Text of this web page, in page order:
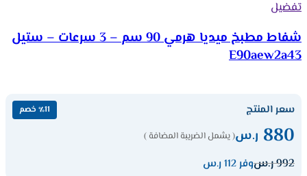
تفضيل
شفاط مطبخ ميديا هرمي 90 سم – 3 سرعات – ستيل
E90aew2a43
سعر المنتج ٪11 خصم
880 ر.س( يشمل الضريبة المضافة )
992ر.سوفر 112 ر.س